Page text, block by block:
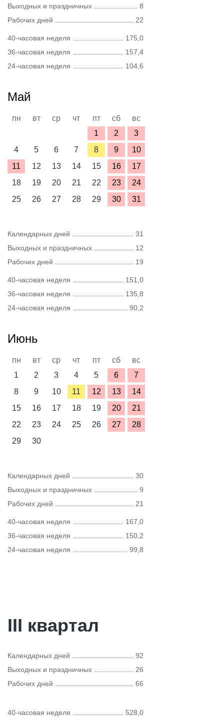
Выходных и праздничных
8
Рабочих дней
22
40-часовая неделя
175,0
36-часовая неделя
157,4
24-часовая неделя
104,6
Май
пн вт ср чт пт сб
вс
1
2
3
4
5 6 7 8 9
10
11
12 13 14 15 16
17
18
19 20 21 22 23
24
25
26 27 28 29 30 31
Календарных дней
31
Выходных и праздничных
12
Рабочих дней
19
40-часовая неделя
151,0
36-часовая неделя
135,8
24-часовая неделя
90,2
Июнь
пн вт ср чт пт сб
вс
1
2 3 4 5 6
7
8
9 10 11 12 13
14
15
16 17 18 19 20
21
22
23 24 25 26 27
28
29
30
Календарных дней
30
Выходных и праздничных
9
Рабочих дней
21
40-часовая неделя
167,0
36-часовая неделя
150,2
24-часовая неделя
99,8
III квартал
Календарных дней
92
Выходных и праздничных
26
Рабочих дней
66
40-часовая неделя 528,0